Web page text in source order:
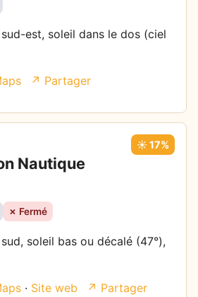
est, soleil dans le dos (ciel
↗ Partager
Nautique
☀️ 17%
✗ Fermé
soleil bas ou décalé (47°),
· Site web ↗ Partager